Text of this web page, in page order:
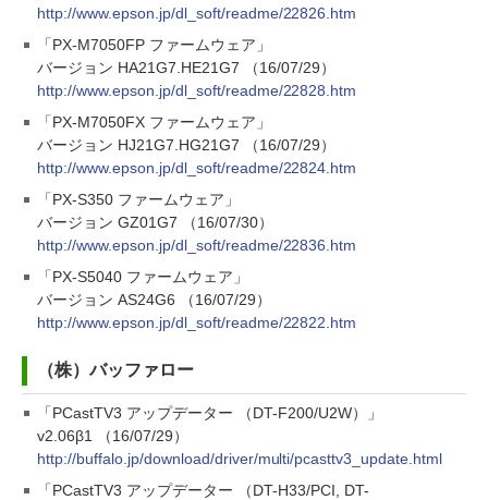
http://www.epson.jp/dl_soft/readme/22826.htm
「PX-M7050FP ファームウェア」
バージョン HA21G7.HE21G7 （16/07/29）
http://www.epson.jp/dl_soft/readme/22828.htm
「PX-M7050FX ファームウェア」
バージョン HJ21G7.HG21G7 （16/07/29）
http://www.epson.jp/dl_soft/readme/22824.htm
「PX-S350 ファームウェア」
バージョン GZ01G7 （16/07/30）
http://www.epson.jp/dl_soft/readme/22836.htm
「PX-S5040 ファームウェア」
バージョン AS24G6 （16/07/29）
http://www.epson.jp/dl_soft/readme/22822.htm
（株）バッファロー
「PCastTV3 アップデーター （DT-F200/U2W）」
v2.06β1 （16/07/29）
http://buffalo.jp/download/driver/multi/pcasttv3_update.html
「PCastTV3 アップデーター （DT-H33/PCI, DT-